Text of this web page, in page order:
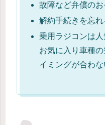
故障など弁償の
解約手続きを忘れ
乗用ラジコンは人
お気に入り車種
イミングが合わな